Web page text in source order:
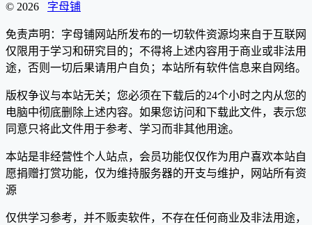
© 2026 字母铺
免责声明：字母铺网站所发布的一切软件资源均来自于互联网
仅限用于学习和研究目的；不得将上述内容用于商业或非法用
途，否则一切后果请用户自负；本站所有软件信息来自网络。
版权争议与本站无关；您必须在下载后的24个小时之内从您的
电脑中彻底删除上述内容。如果您访问和下载此文件，表示您
同意只将此文件用于参考、学习而非其他用途。
本站是非经营性个人站点，会员功能仅仅作为用户喜欢本站自
愿捐赠打赏功能，仅为维持服务器的开支与维护，网站所有资
源
仅供学习参考，并不贩卖软件，不存在任何商业及非法用途，